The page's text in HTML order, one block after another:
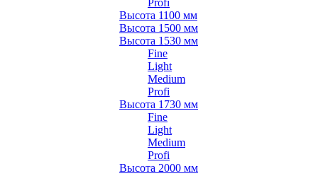
Profi
Высота 1100 мм
Высота 1500 мм
Высота 1530 мм
Fine
Light
Medium
Profi
Высота 1730 мм
Fine
Light
Medium
Profi
Высота 2000 мм